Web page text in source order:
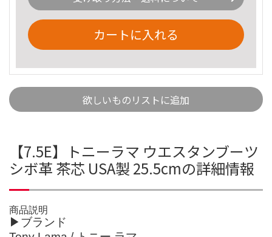
カートに入れる
欲しいものリストに追加
【7.5E】トニーラマ ウエスタンブーツ
シボ革 茶芯 USA製 25.5cmの詳細情報
商品説明
▶ブランド